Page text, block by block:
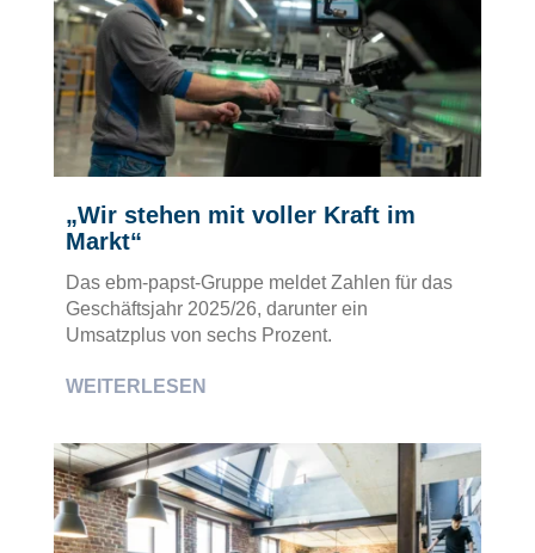
„Wir stehen mit voller Kraft im
Markt“
Das ebm-papst-Gruppe meldet Zahlen für das
Geschäftsjahr 2025/26, darunter ein
Umsatzplus von sechs Prozent.
WEITERLESEN